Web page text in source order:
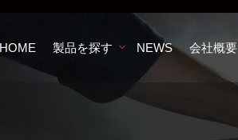
HOME 製品を探す NEWS 会社概要